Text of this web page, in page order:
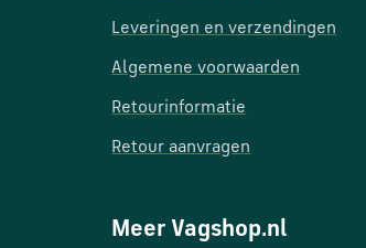
Leveringen en verzendingen
Algemene voorwaarden
Retourinformatie
Retour aanvragen
Meer Vagshop.nl